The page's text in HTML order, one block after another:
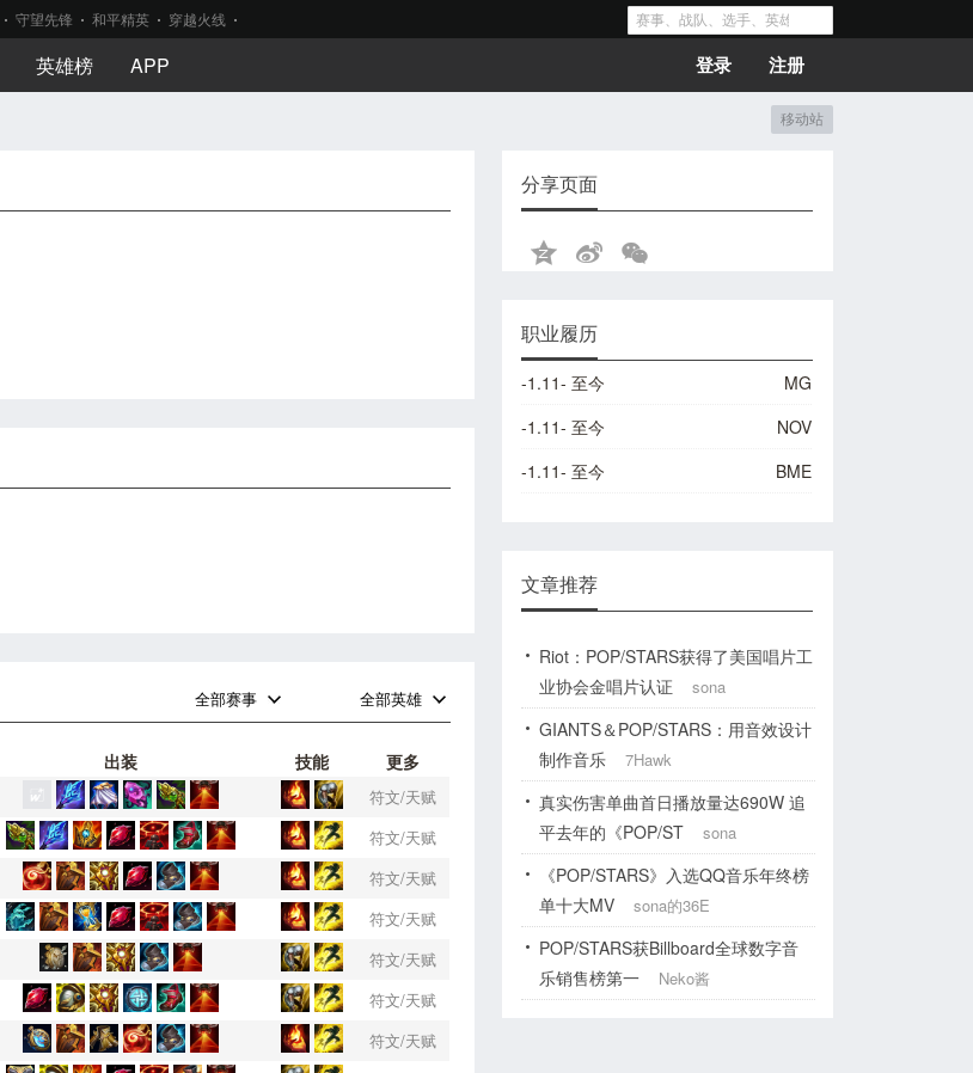
守望先锋 和平精英 穿越火线
英雄榜 APP 登录 注册
移动站
全部赛事 全部英雄
出装 技能 更多
符文/天赋
符文/天赋
符文/天赋
符文/天赋
符文/天赋
符文/天赋
符文/天赋
分享页面
职业履历
-1.11- 至今
MG
-1.11- 至今
NOV
-1.11- 至今
BME
文章推荐
Riot：POP/STARS获得了美国唱片工
业协会金唱片认证
sona
GIANTS＆POP/STARS：用音效设计
制作音乐
7Hawk
真实伤害单曲首日播放量达690W 追
平去年的《POP/ST
sona
《POP/STARS》入选QQ音乐年终榜
单十大MV
sona的36E
POP/STARS获Billboard全球数字音
乐销售榜第一
Neko酱